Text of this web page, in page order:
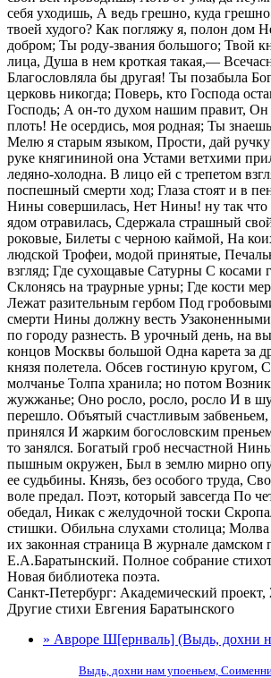
себя уходишь, А ведь грешно, куда
твоей худого? Как погляжу я, полон дом
добром; Ты роду-звания большого; Твой
лица, Душа в нем кроткая такая,—
Благословляла бы другая! Ты позабыла
церковь никогда; Поверь, кто Господа
Господь; А он-то духом нашим правит, Он
плоть! Не осердись, моя родная; Ты
Мелю я старым языком, Прости, дай
руке княгининой она Устами ветхими
ледяно-холодна. В лицо ей с трепетом
поспешный смерти ход; Глаза стоят и в
Нины совершилась, Нет Нины! ну так что
ядом отравилась, Сдержала страшный
роковые, Билеты с черною каймой, На
людской Трофеи, модой принятые,
взгляд; Где сухощавые Сатурны С косами
Склонясь на траурные урны; Где кости
Лежат разительным гербом Под
смерти Нины должну весть
по городу разнесть. В урочный день, на
концов Москвы большой Одна карета за
князя полетела. Обсев гостиную кругом,
молчанье Толпа хранила; но потом
жужжанье; Оно росло, росло, росло И в
перешло. Объятый счастливым забвеньем,
принялся И жарким богословским
то занялся. Богатый гроб несчастной
пышным окружен, Был в землю мирно
ее судьбины. Князь, без особого труда,
воле предал. Поэт, который завсегда По
обедал, Никак с желудочной тоски
стишки. Обильна слухами столица; Молва
их законная страница В журнале дамском
Е.А.Баратынский. Полное собрание
Новая библиотека поэта.
Санкт-Петербург: Академический проект,
Другие стихи Евгения Баратынского
» Авроре Ш[ернваль] (Выдь, дохни
Выдь, дохни нам упоеньем,